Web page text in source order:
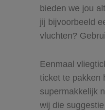
bieden we jou
jij bijvoorbeeld
vluchten?
Eenmaal
ticket te pakken
supermakkelijk
wij die